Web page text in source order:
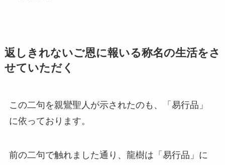
返しきれないご恩に報いる称名の生活をさ
せていただく
この二句を親鸞聖人が示されたのも、「易行品」
に依っております。
前の二句で触れました通り、龍樹は「易行品」に